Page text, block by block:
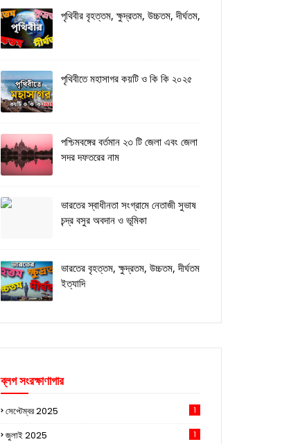
পৃথিবীর বৃহত্তম, ক্ষুদ্রতম, উচ্চতম, দীর্ঘতম,
পৃথিবীতে মহাসাগর কয়টি ও কি কি ২০২৫
পশ্চিমবঙ্গের বর্তমান ২৩ টি জেলা এবং জেলা
সদর দফতরের নাম
ভারতের স্বাধীনতা সংগ্রামে নেতাজী সুভাষ
চন্দ্র বসুর অবদান ও ভূমিকা
ভারতের বৃহত্তম, ক্ষুদ্রতম, উচ্চতম, দীর্ঘতম
ইত্যাদি
ব্লগ সংরক্ষাণাগার
সেপ্টেম্বর 2025 1
জুলাই 2025 1